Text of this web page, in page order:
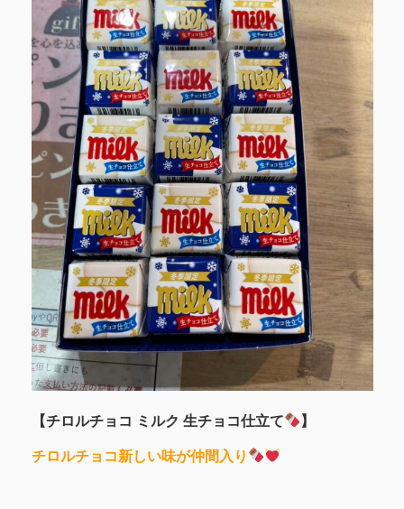
【チロルチョコ ミルク 生チョコ仕立て 】
チロルチョコ新しい味が仲間入り